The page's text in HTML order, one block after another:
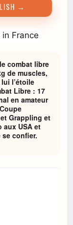
→
combat libre
de muscles,
l’étoile
Libre : 17
en amateur
Grappling et
aux USA et
confier.